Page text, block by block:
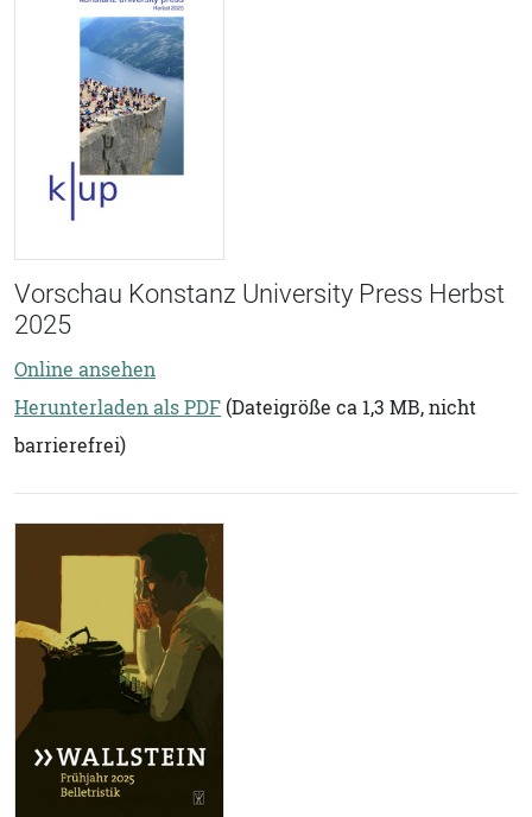
Vorschau Konstanz University Press Herbst
2025
Online ansehen
Herunterladen als PDF (Dateigröße ca 1,3 MB, nicht
barrierefrei)